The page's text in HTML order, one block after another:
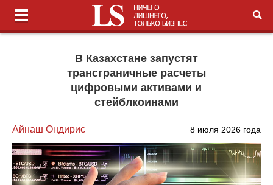
В Казахстане запустят
трансграничные расчеты
цифровыми активами и
стейблкоинами
Айнаш Ондирис 8 июля 2026 года